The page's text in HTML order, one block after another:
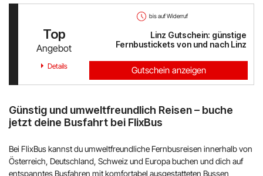
bis auf Widerruf
Top
Angebot
Linz Gutschein: günstige
Fernbustickets von und nach Linz
Details Gutschein anzeigen
Günstig und umweltfreundlich Reisen – buche
jetzt deine Busfahrt bei FlixBus
Bei FlixBus kannst du umweltfreundliche Fernbusreisen innerhalb von
Österreich, Deutschland, Schweiz und Europa buchen und dich auf
entspanntes Busfahren mit komfortabel ausgestatteten Bussen